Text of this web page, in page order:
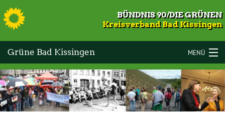
S
BÜNDNIS 90/DIE GRÜNEN
Kreisverband Bad Kissingen
Grüne Bad Kissingen MENÜ
LANDKREIS BAD KISSINGEN
VOR ORT